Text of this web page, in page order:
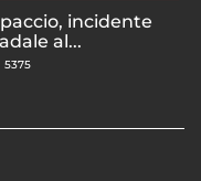
incidente
al...
5375